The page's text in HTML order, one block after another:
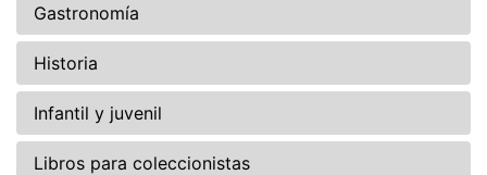
Gastronomía
Historia
Infantil y juvenil
Libros para coleccionistas